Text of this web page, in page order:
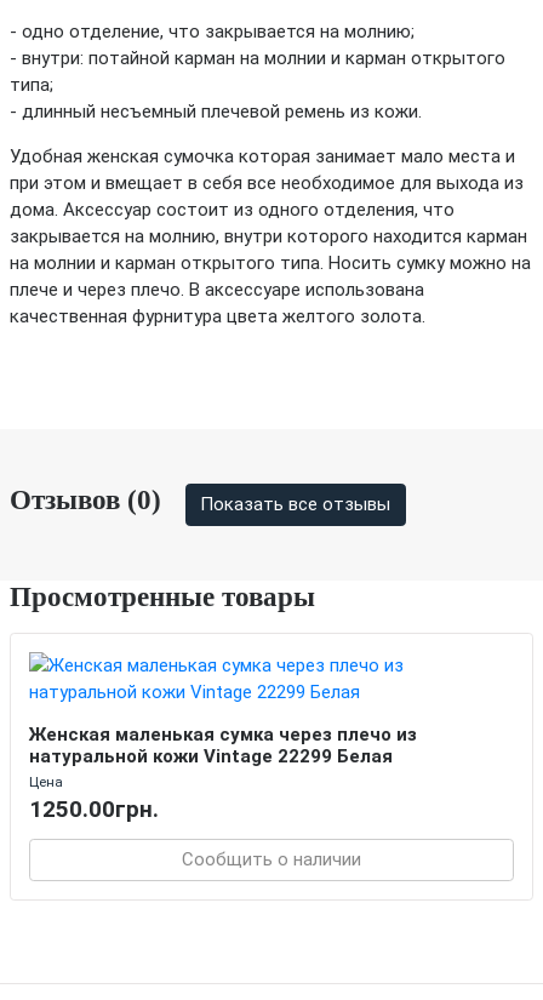
- одно отделение, что закрывается на молнию;
- внутри: потайной карман на молнии и карман открытого
типа;
- длинный несъемный плечевой ремень из кожи.
Удобная женская сумочка которая занимает мало места и
при этом и вмещает в себя все необходимое для выхода из
дома. Аксессуар состоит из одного отделения, что
закрывается на молнию, внутри которого находится карман
на молнии и карман открытого типа. Носить сумку можно на
плече и через плечо. В аксессуаре использована
качественная фурнитура цвета желтого золота.
Отзывов (0) Показать все отзывы
Просмотренные товары
Женская маленькая сумка через плечо из
натуральной кожи Vintage 22299 Белая
Цена
1250.00грн.
Сообщить о наличии